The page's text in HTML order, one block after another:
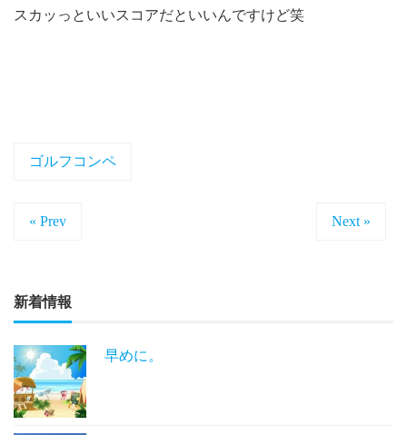
スカッっといいスコアだといいんですけど笑
ゴルフコンペ
« Prev Next »
新着情報
早めに。